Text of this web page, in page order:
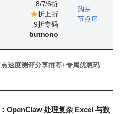
8/7/6折
折上折
9折专码
butnono
购买
节点
速度测评分享推荐+专属优惠码
：OpenClaw 处理复杂 Excel 与数